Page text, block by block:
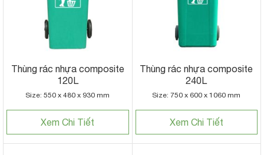
Thùng rác nhựa composite
120L
Size: 550 x 480 x 930 mm
Xem Chi Tiết
Thùng rác nhựa composite
240L
Size: 750 x 600 x 1060 mm
Xem Chi Tiết